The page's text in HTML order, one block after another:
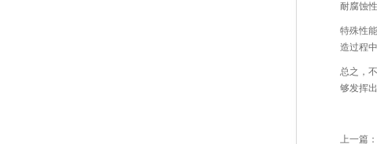
耐腐蚀
特殊性
造过程
总之，
够发挥
上一篇：